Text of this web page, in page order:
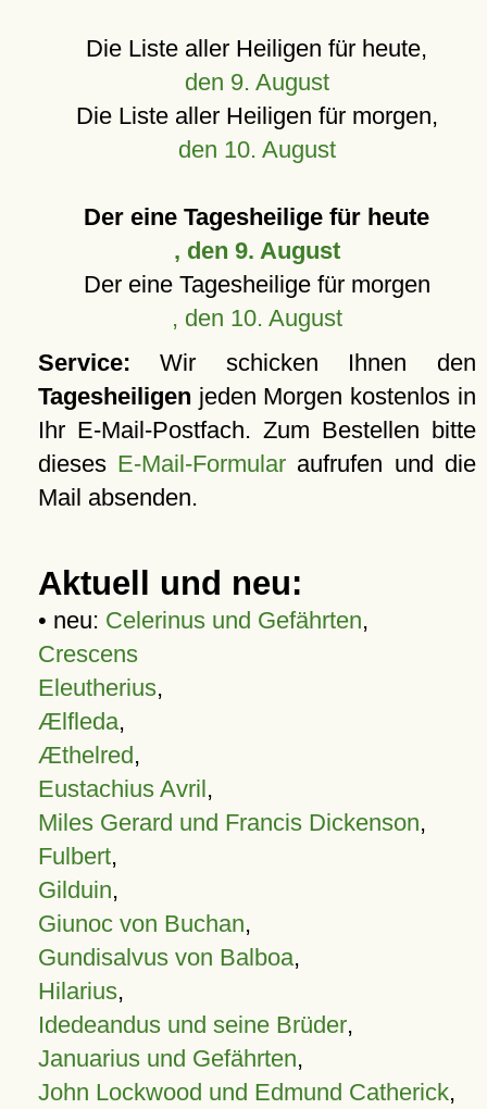
Die Liste aller Heiligen für heute,
den 9. August
Die Liste aller Heiligen für morgen,
den 10. August
Der eine Tagesheilige für heute
, den 9. August
Der eine Tagesheilige für morgen
, den 10. August
Service: Wir schicken Ihnen den
Tagesheiligen jeden Morgen kostenlos in
Ihr E-Mail-Postfach. Zum Bestellen bitte
dieses E-Mail-Formular aufrufen und die
Mail absenden.
Aktuell und neu:
• neu: Celerinus und Gefährten,
Crescens
Eleutherius,
Ælfleda,
Æthelred,
Eustachius Avril,
Miles Gerard und Francis Dickenson,
Fulbert,
Gilduin,
Giunoc von Buchan,
Gundisalvus von Balboa,
Hilarius,
Idedeandus und seine Brüder,
Januarius und Gefährten,
John Lockwood und Edmund Catherick,